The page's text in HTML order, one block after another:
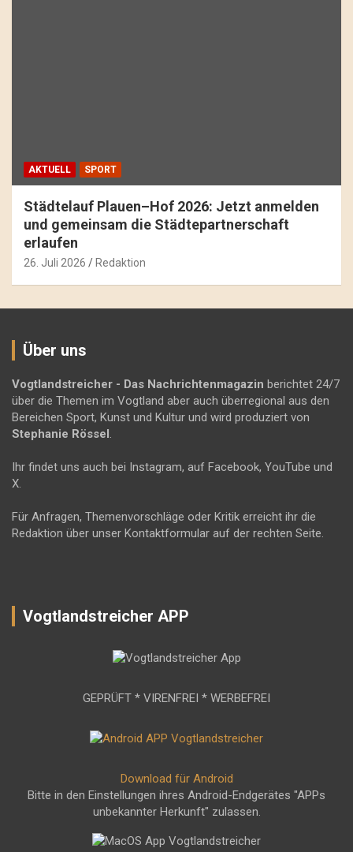
AKTUELL SPORT
Städtelauf Plauen–Hof 2026: Jetzt anmelden
und gemeinsam die Städtepartnerschaft
erlaufen
26. Juli 2026 Redaktion
Über uns
Vogtlandstreicher - Das Nachrichtenmagazin berichtet 24/7
über die Themen im Vogtland aber auch überregional aus den
Bereichen Sport, Kunst und Kultur und wird produziert von
Stephanie Rössel .
Ihr findet uns auch bei Instagram, auf Facebook, YouTube und
X.
Für Anfragen, Themenvorschläge oder Kritik erreicht ihr die
Redaktion über unser Kontaktformular auf der rechten Seite.
Vogtlandstreicher APP
GEPRÜFT * VIRENFREI * WERBEFREI
Download für Android
Bitte in den Einstellungen ihres Android-Endgerätes "APPs
unbekannter Herkunft" zulassen.